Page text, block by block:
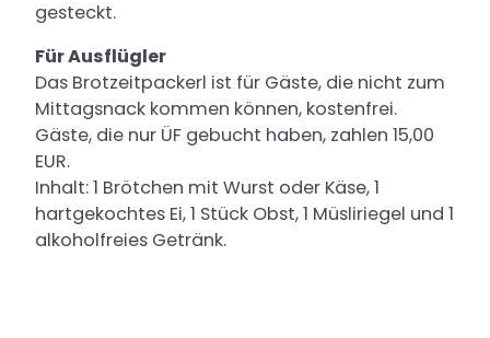
gesteckt.
Für Ausflügler
Das Brotzeitpackerl ist für Gäste, die nicht zum
Mittagsnack kommen können, kostenfrei.
Gäste, die nur ÜF gebucht haben, zahlen 15,00
EUR.
Inhalt: 1 Brötchen mit Wurst oder Käse, 1
hartgekochtes Ei, 1 Stück Obst, 1 Müsliriegel und 1
alkoholfreies Getränk.